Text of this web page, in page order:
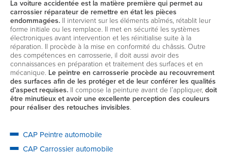
La voiture accidentée est la matière première qui permet au
carrossier réparateur de remettre en état les pièces
endommagées. Il intervient sur les éléments abîmés, rétablit leur
forme initiale ou les remplace. Il met en sécurité les systèmes
électroniques avant intervention et les réinitialise suite à la
réparation. Il procède à la mise en conformité du châssis. Outre
des compétences en carrosserie, il doit aussi avoir des
connaissances en préparation et traitement des surfaces et en
mécanique. Le peintre en carrosserie procède au recouvrement
des surfaces afin de les protéger et de leur conférer les qualités
d’aspect requises. Il compose la peinture avant de l’appliquer, doit
être minutieux et avoir une excellente perception des couleurs
pour réaliser des retouches invisibles.
CAP Peintre automobile
CAP Carrossier automobile